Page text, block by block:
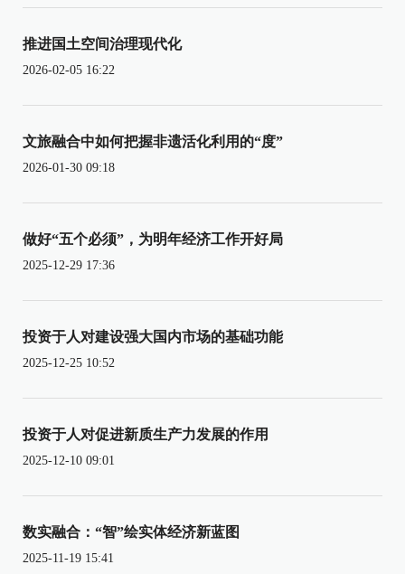
推进国土空间治理现代化
2026-02-05 16:22
文旅融合中如何把握非遗活化利用的“度”
2026-01-30 09:18
做好“五个必须”，为明年经济工作开好局
2025-12-29 17:36
投资于人对建设强大国内市场的基础功能
2025-12-25 10:52
投资于人对促进新质生产力发展的作用
2025-12-10 09:01
数实融合：“智”绘实体经济新蓝图
2025-11-19 15:41